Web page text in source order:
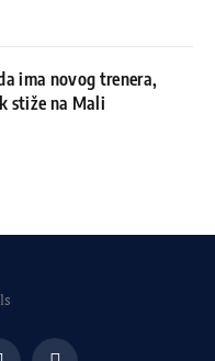
ima novog trenera,
stiže na Mali